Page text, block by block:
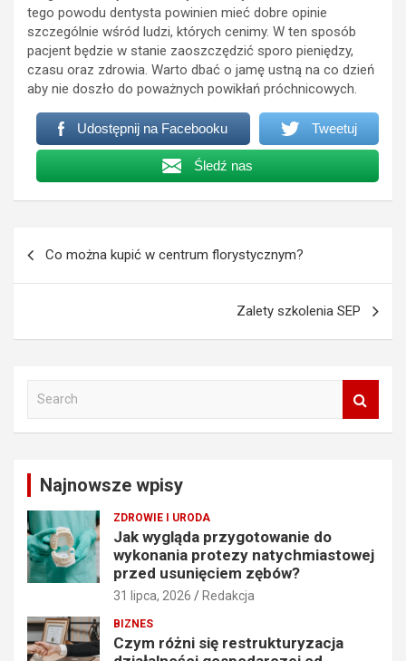
tego powodu dentysta powinien mieć dobre opinie
szczególnie wśród ludzi, których cenimy. W ten sposób
pacjent będzie w stanie zaoszczędzić sporo pieniędzy,
czasu oraz zdrowia. Warto dbać o jamę ustną na co dzień
aby nie doszło do poważnych powikłań próchnicowych.
Udostępnij na Facebooku Tweetuj
Śledź nas
Co można kupić w centrum florystycznym?
Zalety szkolenia SEP
Najnowsze wpisy
ZDROWIE I URODA
Jak wygląda przygotowanie do
wykonania protezy natychmiastowej
przed usunięciem zębów?
31 lipca, 2026 Redakcja
BIZNES
Czym różni się restrukturyzacja